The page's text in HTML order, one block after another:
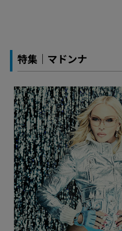
特集｜マドンナ